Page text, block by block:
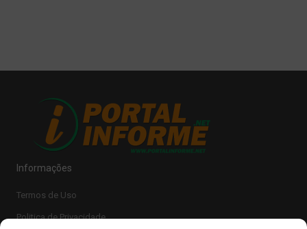
Informações
Termos de Uso
Politica de Privacidade